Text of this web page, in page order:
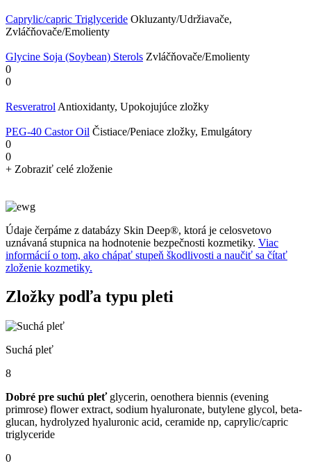
Caprylic/capric Triglyceride Okluzanty/Udržiavače,
Zvláčňovače/Emolienty
Glycine Soja (Soybean) Sterols Zvláčňovače/Emolienty
0
0
Resveratrol Antioxidanty, Upokojujúce zložky
PEG-40 Castor Oil Čistiace/Peniace zložky, Emulgátory
0
0
+ Zobraziť celé zloženie
Údaje čerpáme z databázy Skin Deep®, ktorá je celosvetovo
uznávaná stupnica na hodnotenie bezpečnosti kozmetiky. Viac
informácií o tom, ako chápať stupeň škodlivosti a naučiť sa čítať
zloženie kozmetiky.
Zložky podľa typu pleti
Suchá pleť
8
Dobré pre suchú pleť glycerin, oenothera biennis (evening
primrose) flower extract, sodium hyaluronate, butylene glycol, beta-
glucan, hydrolyzed hyaluronic acid, ceramide np, caprylic/capric
triglyceride
0